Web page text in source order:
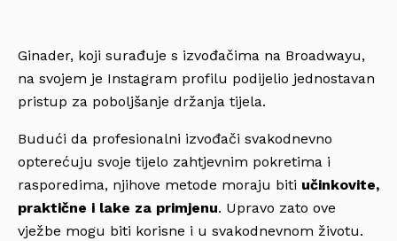
Ginader, koji surađuje s izvođačima na Broadwayu,
na svojem je Instagram profilu podijelio jednostavan
pristup za poboljšanje držanja tijela.
Budući da profesionalni izvođači svakodnevno
opterećuju svoje tijelo zahtjevnim pokretima i
rasporedima, njihove metode moraju biti učinkovite,
praktične i lake za primjenu. Upravo zato ove
vježbe mogu biti korisne i u svakodnevnom životu.